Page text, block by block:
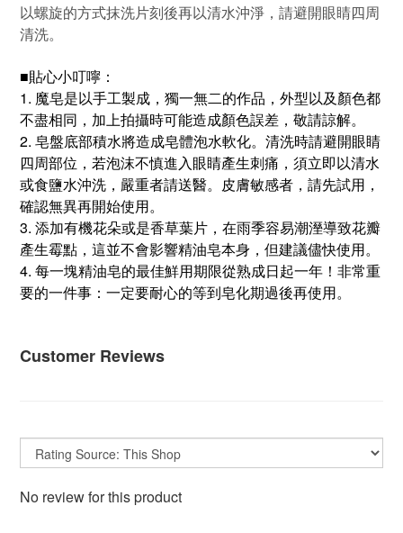
以螺旋的方式抹洗片刻後再以清水沖淨，請避開眼睛四周
清洗。
■貼心小叮嚀：
1. 魔皂是以手工製成，獨一無二的作品，外型以及顏色都
不盡相同，加上拍攝時可能造成顏色誤差，敬請諒解。
2. 皂盤底部積水將造成皂體泡水軟化。清洗時請避開眼睛
四周部位，若泡沫不慎進入眼睛產生刺痛，須立即以清水
或食鹽水沖洗，嚴重者請送醫。皮膚敏感者，請先試用，
確認無異再開始使用。
3. 添加有機花朵或是香草葉片，在雨季容易潮溼導致花瓣
產生霉點，這並不會影響精油皂本身，但建議儘快使用。
4. 每一塊精油皂的最佳鮮用期限從熟成日起一年！非常重
要的一件事：一定要耐心的等到皂化期過後再使用。
Customer Reviews
No review for this product